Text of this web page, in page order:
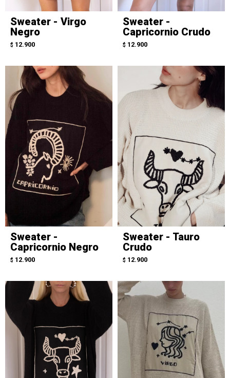
Sweater - Virgo
Negro
$ 12.900
Sweater -
Capricornio Crudo
$ 12.900
Sweater -
Capricornio Negro
$ 12.900
Sweater - Tauro
Crudo
$ 12.900